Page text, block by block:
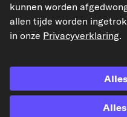
© 2026 kfzteile24 GmbH - Alle
¹“Gratis verzending” of “zonder
kunnen worden
allen tijde worden
in onze Privacyverklaring.